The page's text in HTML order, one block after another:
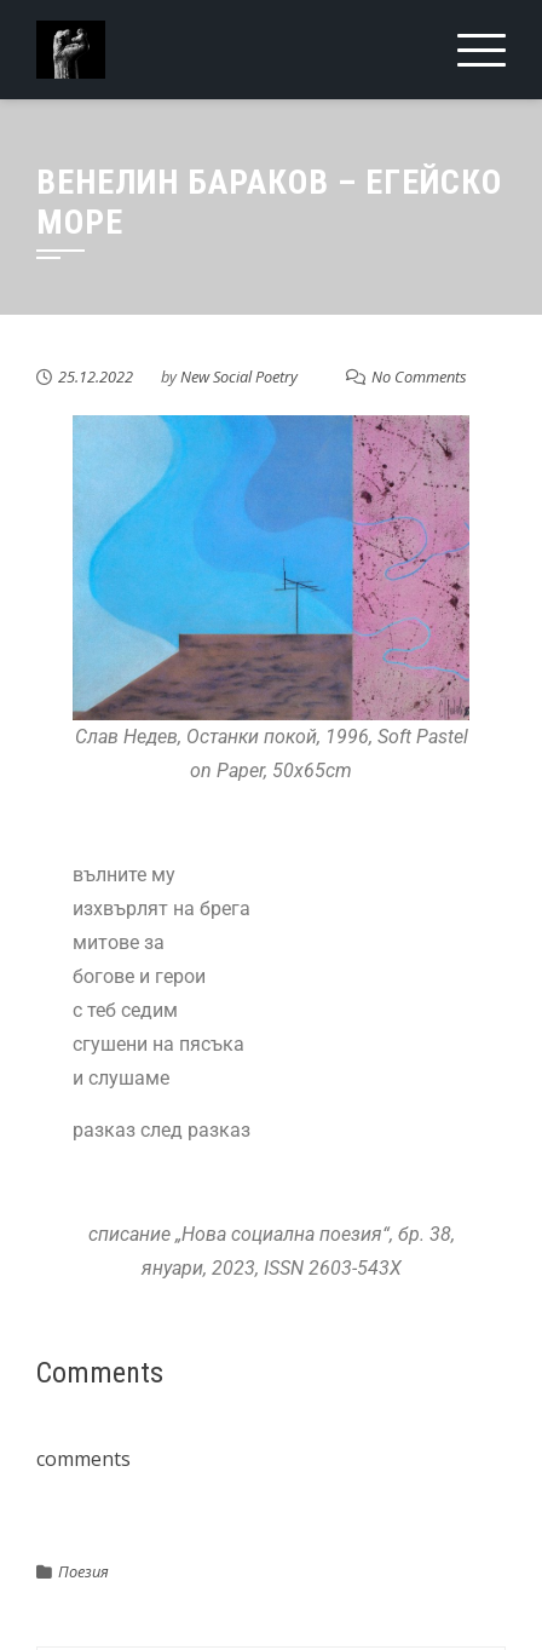
ВЕНЕЛИН БАРАКОВ – ЕГЕЙСКО
МОРЕ
25.12.2022 byNew Social Poetry No Comments
Слав Недев, Останки покой, 1996, Soft Pastel
on Paper, 50x65cm
вълните му
изхвърлят на брега
митове за
богове и герои
с теб седим
сгушени на пясъка
и слушаме
разказ след разказ
списание „Нова социална поезия“, бр. 38,
януари, 2023, ISSN 2603-543X
Comments
comments
Поезия